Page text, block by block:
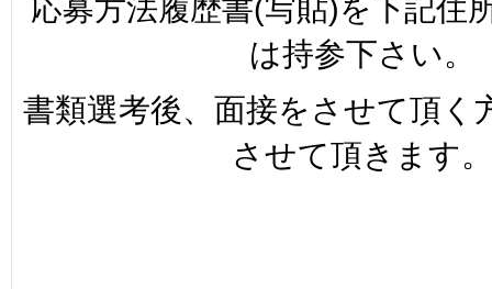
応募方法履歴書(写貼)を下記住
は持参下さい。
書類選考後、面接をさせて頂く
させて頂きます。